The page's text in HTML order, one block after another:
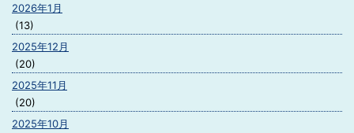
2026年1月
(13)
2025年12月
(20)
2025年11月
(20)
2025年10月